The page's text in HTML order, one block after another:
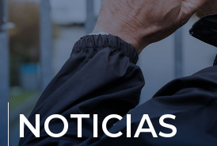
NOTICIAS